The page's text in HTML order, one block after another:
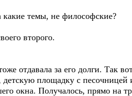
темы, не философские?
второго.
отдавала за его долги. Так
площадку с песочницей
окна. Получалось, прямо на